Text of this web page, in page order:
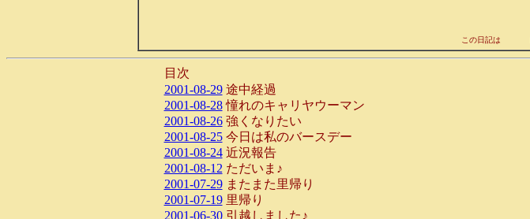
この日記は
目次
2001-08-29途中経過
2001-08-28憧れのキャリヤウーマン
2001-08-26強くなりたい
2001-08-25今日は私のバースデー
2001-08-24近況報告
2001-08-12 ただいま♪
2001-07-29またまた里帰り
2001-07-19里帰り
2001-06-30引越しました♪